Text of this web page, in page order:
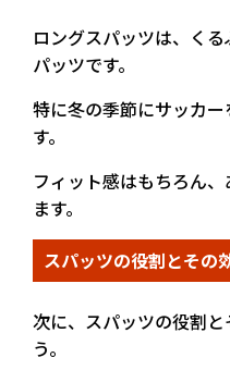
ロングスパッツは、く
パッツです。
特に冬の季節にサッカ
す。
フィット感はもちろん
ます。
スパッツの役割とその
次に、スパッツの役割
う。